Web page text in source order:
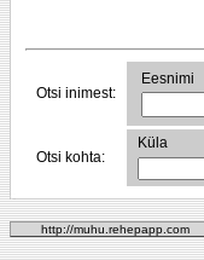
Otsi inimest:
Eesnimi
Otsi kohta:
Küla
http://muhu.rehepapp.com